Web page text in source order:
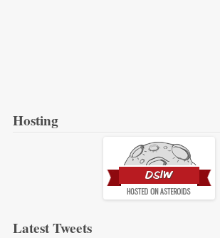
Hosting
Latest Tweets